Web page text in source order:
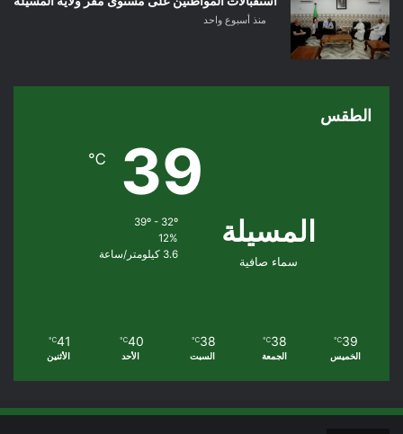
منذ أسبوع واحد
الطقس
المسيلة
سماء صافية
39
℃
39º - 32º
12%
3.6 كيلومتر/ساعة
39
℃
الخميس
38
℃
الجمعة
38
℃
السبت
40
℃
الأحد
41
℃
الأثنين